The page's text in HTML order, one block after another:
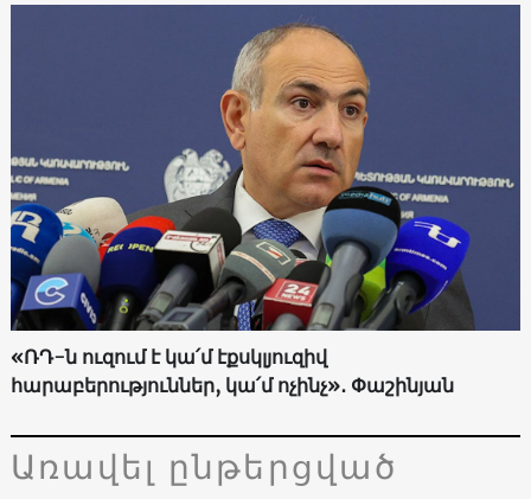
«ՌԴ-ն ուզում է կա՛մ էքսկլյուզիվ
հարաբերություններ, կա՛մ ոչինչ»․ Փաշինյան
Առավել ընթերցված